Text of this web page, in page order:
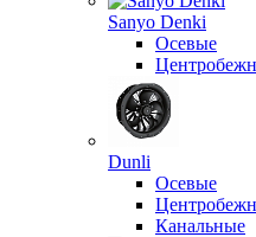
Sanyo Denki
Осевые
Dunli
Осевые
Канальные